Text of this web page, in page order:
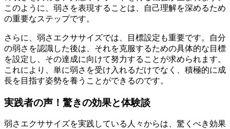
このように、弱さを表現することは、自己理解を深めるため
の重要なステップです。
さらに、弱さエクササイズでは、目標設定も重要です。自分
の弱さを認識した後は、それを克服するための具体的な目標
を設定し、その達成に向けて努力することが求められます。
これにより、単に弱さを受け入れるだけでなく、積極的に成
長を目指す姿勢を養うことができるのです。
実践者の声！驚きの効果と体験談
弱さエクササイズを実践している人々からは、驚くべき効果